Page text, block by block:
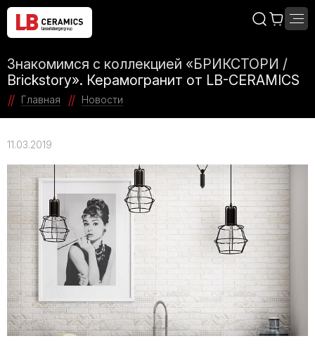
Знакомимся с коллекцией «БРИКСТОРИ /
Brickstory». Керамогранит от LB-CERAMICS
Главная Новости
11.03.2019